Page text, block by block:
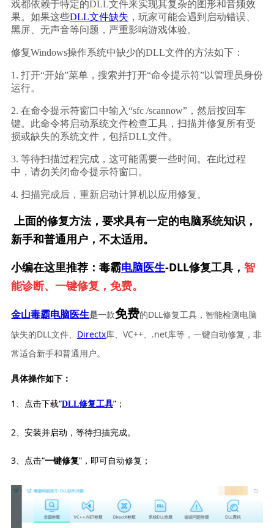
戏都依赖于特定的DLL文件来实现其复杂的图形和音频效
果。如果这些DLL文件缺失 ，玩家可能会遇到启动错误、
黑屏、无声音等问题，严重影响游戏体验。
修复Windows操作系统中缺少的DLL文件的方法如下：
1. 打开“开始”菜单，搜索并打开“命令提示符”以管理员身份
运行。
2. 在命令提示符窗口中输入“sfc /scannow”，然后按回车
键。此命令将启动系统文件检查工具，扫描并修复所有受
损或缺失的系统文件，包括DLL文件。
3. 等待扫描过程完成，这可能需要一些时间。在此过程
中，请勿关闭命令提示符窗口。
4. 扫描完成后，重新启动计算机以应用修复。
上面的修复方法，要求具有一定的电脑系统知识，
新手和普通用户，不太适用。
小编在这里推荐：毒霸电脑医生-DLL修复工具， 智
能诊断、一键修复，免费。
金山毒霸电脑医生是一款免费的DLL修复工具，智能检测电脑
缺失的DLL文件、 Directx库、VC++、.net库等，一键自动修复，非
常适合新手和普通用户。
具体操作如下：
1、点击下载“DLL修复工具”；
2、安装并启动，等待扫描完成。
3、点击“一键修复”，即可自动修复；